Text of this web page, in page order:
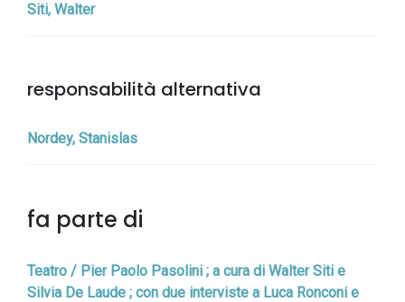
Siti, Walter
responsabilità alternativa
Nordey, Stanislas
fa parte di
Teatro / Pier Paolo Pasolini ; a cura di Walter Siti e
Silvia De Laude ; con due interviste a Luca Ronconi e